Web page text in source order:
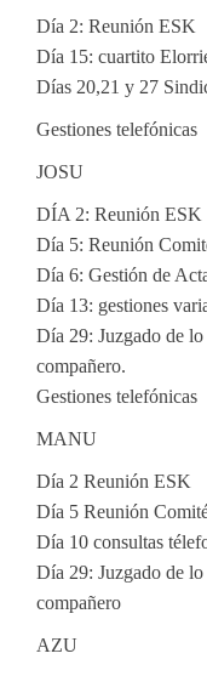
Día 2: Reunión ESK
Día 15: cuartito
Días 20,21 y 27
Gestiones telefónicas
JOSU
DÍA 2: Reunión ESK
Día 5: Reunión
Día 6: Gestión de
Día 13: gestiones
Día 29: Juzgado de
compañero.
Gestiones telefónicas
MANU
Día 2 Reunión ESK
Día 5 Reunión
Día 10 consultas
Día 29: Juzgado de
compañero
AZU